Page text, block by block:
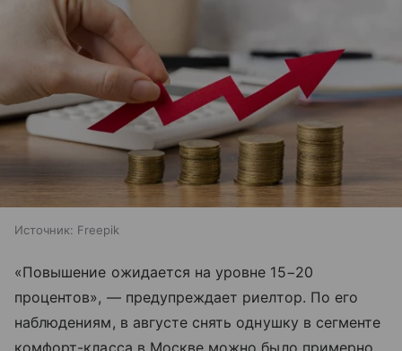
Источник: Freepik
«Повышение ожидается на уровне 15−20
процентов», — предупреждает риелтор. По его
наблюдениям, в августе снять однушку в сегменте